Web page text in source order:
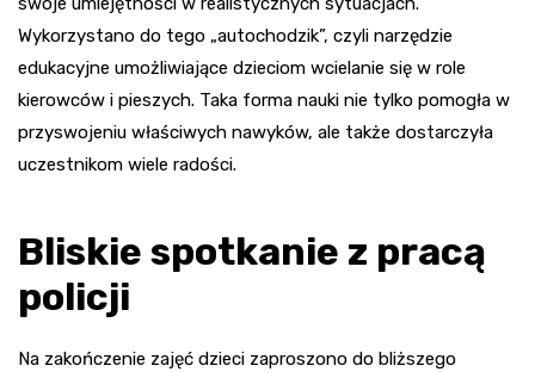
Wykorzystano do tego „autochodzik”, czyli narzędzie
edukacyjne umożliwiające dzieciom wcielanie się w role
kierowców i pieszych. Taka forma nauki nie tylko pomogła w
przyswojeniu właściwych nawyków, ale także dostarczyła
uczestnikom wiele radości.
Bliskie spotkanie z pracą
policji
Na zakończenie zajęć dzieci zaproszono do bliższego